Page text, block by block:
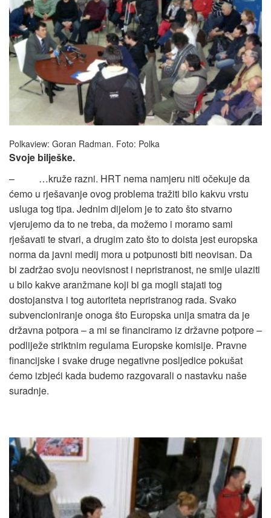
Polkaview: Goran Radman. Foto: Polka
Svoje bilješke.
– …kruže razni. HRT nema namjeru niti očekuje da
ćemo u rješavanje ovog problema tražiti bilo kakvu vrstu
usluga tog tipa. Jednim dijelom je to zato što stvarno
vjerujemo da to ne treba, da možemo i moramo sami
rješavati te stvari, a drugim zato što to doista jest europska
norma da javni medij mora u potpunosti biti neovisan. Da
bi zadržao svoju neovisnost i nepristranost, ne smije ulaziti
u bilo kakve aranžmane koji bi ga mogli stajati tog
dostojanstva i tog autoriteta nepristranog rada. Svako
subvencioniranje onoga što Europska unija smatra da je
državna potpora – a mi se financiramo iz državne potpore –
podliježe striktnim regulama Europske komisije. Pravne
financijske i svake druge negativne posljedice pokušat
ćemo izbjeći kada budemo razgovarali o nastavku naše
suradnje.